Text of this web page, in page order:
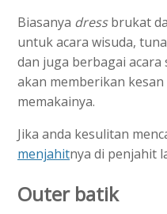
Biasanya dressbrukat
untuk acara wisuda,
dan juga berbagai
akan memberikan
memakainya.
Jika anda kesulitan
menjahitnya di penjahit
Outer batik